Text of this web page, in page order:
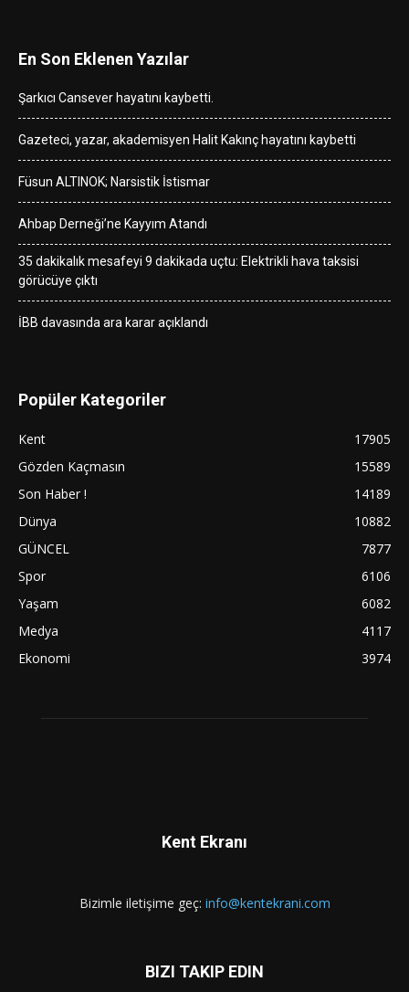
En Son Eklenen Yazılar
Şarkıcı Cansever hayatını kaybetti.
Gazeteci, yazar, akademisyen Halit Kakınç hayatını kaybetti
Füsun ALTINOK; Narsistik İstismar
Ahbap Derneği’ne Kayyım Atandı
35 dakikalık mesafeyi 9 dakikada uçtu: Elektrikli hava taksisi
görücüye çıktı
İBB davasında ara karar açıklandı
Popüler Kategoriler
Kent
17905
Gözden Kaçmasın
15589
Son Haber !
14189
Dünya
10882
GÜNCEL
7877
Spor
6106
Yaşam
6082
Medya
4117
Ekonomi
3974
Kent Ekranı
Bizimle iletişime geç: info@kentekrani.com
BIZI TAKIP EDIN